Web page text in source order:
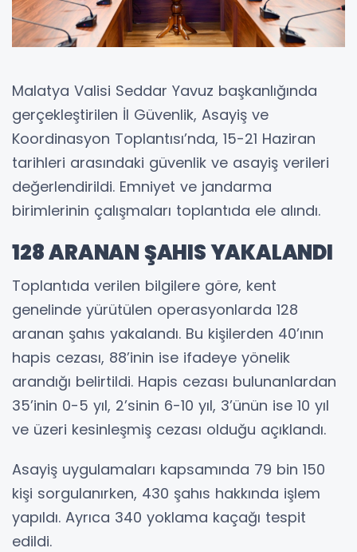
Malatya Valisi Seddar Yavuz başkanlığında
gerçekleştirilen İl Güvenlik, Asayiş ve
Koordinasyon Toplantısı’nda, 15-21 Haziran
tarihleri arasındaki güvenlik ve asayiş verileri
değerlendirildi. Emniyet ve jandarma
birimlerinin çalışmaları toplantıda ele alındı.
128 ARANAN ŞAHIS YAKALANDI
Toplantıda verilen bilgilere göre, kent
genelinde yürütülen operasyonlarda 128
aranan şahıs yakalandı. Bu kişilerden 40’ının
hapis cezası, 88’inin ise ifadeye yönelik
arandığı belirtildi. Hapis cezası bulunanlardan
35’inin 0-5 yıl, 2’sinin 6-10 yıl, 3’ünün ise 10 yıl
ve üzeri kesinleşmiş cezası olduğu açıklandı.
Asayiş uygulamaları kapsamında 79 bin 150
kişi sorgulanırken, 430 şahıs hakkında işlem
yapıldı. Ayrıca 340 yoklama kaçağı tespit
edildi.